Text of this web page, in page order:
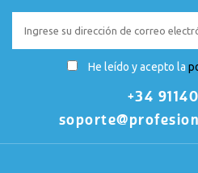
He leído y acepto la
+34